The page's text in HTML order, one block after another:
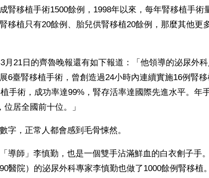
腎移植手術1500餘例，1998年以來，每年腎移植手術
移植只有20餘例、胎兒供腎移植20餘例，那麼其他更
月21日的齊魯晚報還有如下報道：「他領導的泌尿外
6臺腎移植手術，曾創造過24小時內連續實施16例腎
手術，成功率達99%，腎存活率達國際先進水平。年
居全國前十位。」
字，正常人都會感到毛骨悚然。
導師」李慎勤，也是一個雙手沾滿鮮血的白衣劊子手
醫院）的泌尿外科專家李慎勤也做了1000餘例腎移植